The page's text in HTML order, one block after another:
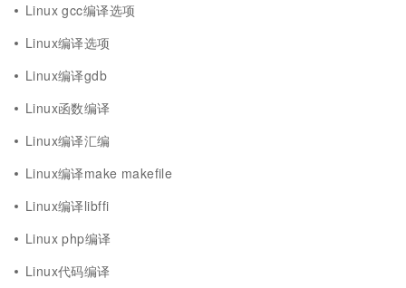
Linux gcc编译选项
Linux编译选项
Linux编译gdb
Linux函数编译
Linux编译汇编
Linux编译make makefile
Linux编译libffi
Linux php编译
Linux代码编译